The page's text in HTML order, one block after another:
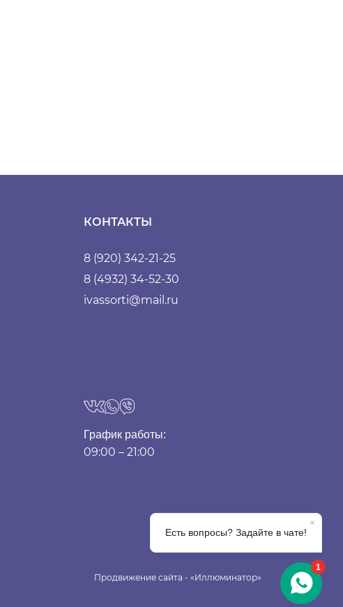
КОНТАКТЫ
8 (920) 342-21-25
8 (4932) 34-52-30
ivassorti@mail.ru
График работы:
09:00 – 21:00
Продвижение сайта - «Иллюминатор»